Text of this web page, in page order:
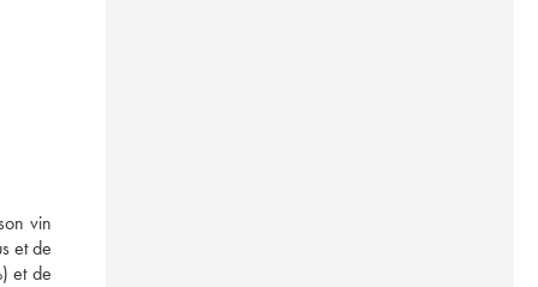
vin
et de
et de